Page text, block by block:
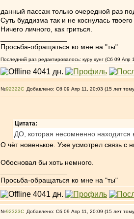
данный пассаж только очередной раз
Суть буддизма так и не коснулась
Ничего личного, как гриться.
Просьба-обращаться ко мне на "ты"
Последний раз редактировалось: куру хунг (Сб 09 Апр
№92322 Добавлено: Сб 09 Апр 11, 20:03 (15 лет
Цитата:
ДО, которая несомненно
О чёт новенькое. Уже усмотрел связь с
Обосновал бы хоть немного.
Просьба-обращаться ко мне на "ты"
№92323 Добавлено: Сб 09 Апр 11, 20:09 (15 лет